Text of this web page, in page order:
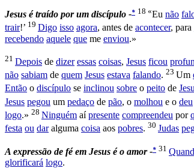
Jesus é traído por um discípulo -* 18 «Eu não
trair!’ 19 Digo isso agora, antes de acontecer, para
recebendo aquele que me enviou.»
21 Depois de dizer essas coisas, Jesus ficou
não sabiam de quem Jesus estava falando. 23 Um
Então o discípulo se inclinou sobre o peito de
Jesus pegou um pedaço de pão, o molhou e o deu
logo.» 28 Ninguém aípresente compreendeu por
festa ou daralguma coisa aos pobres. 30 Judas
A expressão de fé em Jesus é o amor -* 31
glorificará logo.